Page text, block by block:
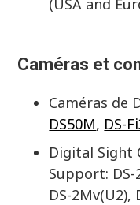
(USA and
Caméras et
Caméras de
DS50M, DS-
Digital Sight
Support: DS-
DS-2Mv(U2),